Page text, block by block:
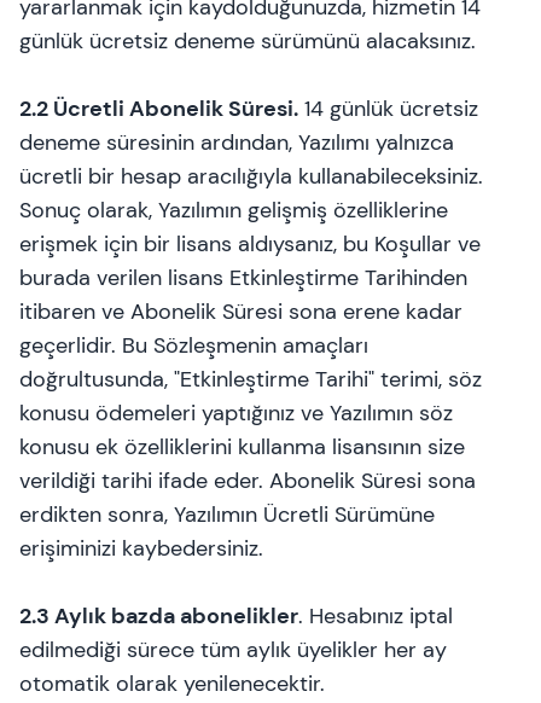
yararlanmak için kaydolduğunuzda, hizmetin 14
günlük ücretsiz deneme sürümünü alacaksınız.
2.2 Ücretli Abonelik Süresi. 14 günlük ücretsiz
deneme süresinin ardından, Yazılımı yalnızca
ücretli bir hesap aracılığıyla kullanabileceksiniz.
Sonuç olarak, Yazılımın gelişmiş özelliklerine
erişmek için bir lisans aldıysanız, bu Koşullar ve
burada verilen lisans Etkinleştirme Tarihinden
itibaren ve Abonelik Süresi sona erene kadar
geçerlidir. Bu Sözleşmenin amaçları
doğrultusunda, "Etkinleştirme Tarihi" terimi, söz
konusu ödemeleri yaptığınız ve Yazılımın söz
konusu ek özelliklerini kullanma lisansının size
verildiği tarihi ifade eder. Abonelik Süresi sona
erdikten sonra, Yazılımın Ücretli Sürümüne
erişiminizi kaybedersiniz.
2.3 Aylık bazda abonelikler. Hesabınız iptal
edilmediği sürece tüm aylık üyelikler her ay
otomatik olarak yenilenecektir.